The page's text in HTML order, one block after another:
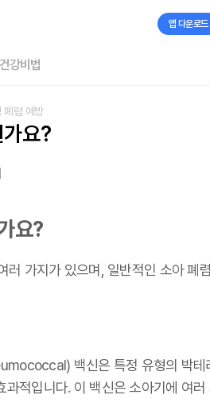
앱 다운로드
강비법
폐렴 예방
요?
요?
러 가지가 있으며, 일반적인 소아 폐
백신은 특정 유형의 박테
과적입니다. 이 백신은 소아기에 여러